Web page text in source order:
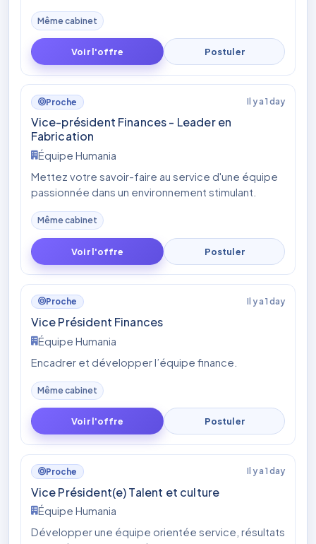
Même cabinet
Voir l'offre Postuler
Proche Il y a 1 day
Vice-président Finances - Leader en
Fabrication
Équipe Humania
Mettez votre savoir-faire au service d'une équipe
passionnée dans un environnement stimulant.
Même cabinet
Voir l'offre Postuler
Proche Il y a 1 day
Vice Président Finances
Équipe Humania
Encadrer et développer l’équipe finance.
Même cabinet
Voir l'offre Postuler
Proche Il y a 1 day
Vice Président(e) Talent et culture
Équipe Humania
Développer une équipe orientée service, résultats